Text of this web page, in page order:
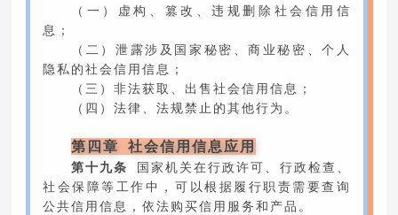
（一）虚构、篡改、违规删除社会信用信
息；
（二）泄露涉及国家秘密、商业秘密、个人
隐私的社会信用信息；
（三）非法获取、出售社会信用信息；
（四）法律、法规禁止的其他行为。
第四章 社会信用信息应用
第十九条
国家机关在行政许可、行政检查、
社会保障等工作中，可以根据履行职责需要查询
公共信用信息，依法购买信用服务和产品。